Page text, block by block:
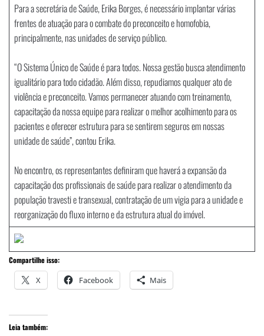
Para a secretária de Saúde, Erika Borges, é necessário implantar várias
frentes de atuação para o combate do preconceito e homofobia,
principalmente, nas unidades de serviço público.
“O Sistema Único de Saúde é para todos. Nossa gestão busca atendimento
igualitário para todo cidadão. Além disso, repudiamos qualquer ato de
violência e preconceito. Vamos permanecer atuando com treinamento,
capacitação da nossa equipe para realizar o melhor acolhimento para os
pacientes e oferecer estrutura para se sentirem seguros em nossas
unidade de saúde”, contou Erika.
No encontro, os representantes definiram que haverá a expansão da
capacitação dos profissionais de saúde para realizar o atendimento da
população travesti e transexual, contratação de um vigia para a unidade e
reorganização do fluxo interno e da estrutura atual do imóvel.
Compartilhe isso:
X Facebook Mais
Leia também: